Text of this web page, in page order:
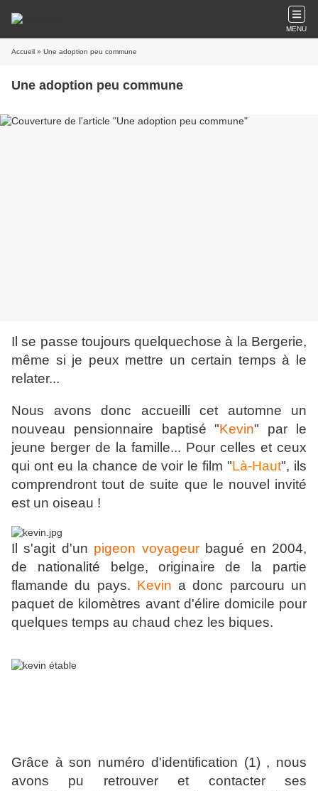
MENU
Accueil » Une adoption peu commune
Une adoption peu commune
Il se passe toujours quelquechose à la Bergerie,
même si je peux mettre un certain temps à le
relater...
Nous avons donc accueilli cet automne un
nouveau pensionnaire baptisé "Kevin" par le
jeune berger de la famille... Pour celles et ceux
qui ont eu la chance de voir le film "Là-Haut", ils
comprendront tout de suite que le nouvel invité
est un oiseau !
Il s'agit d'un pigeon voyageurbagué en 2004,
de nationalité belge, originaire de la partie
flamande du pays. Kevin a donc parcouru un
paquet de kilomètres avant d'élire domicile pour
quelques temps au chaud chez les biques.
Grâce à son numéro d'identification (1) , nous
avons pu retrouver et contacter ses